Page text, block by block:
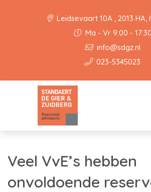
Leidsevaart 10A , 2013 HA,
Ma - Vr 9:00 - 17:30
info@sdgz.nl
023-5345023
Veel VvE’s hebben
onvoldoende